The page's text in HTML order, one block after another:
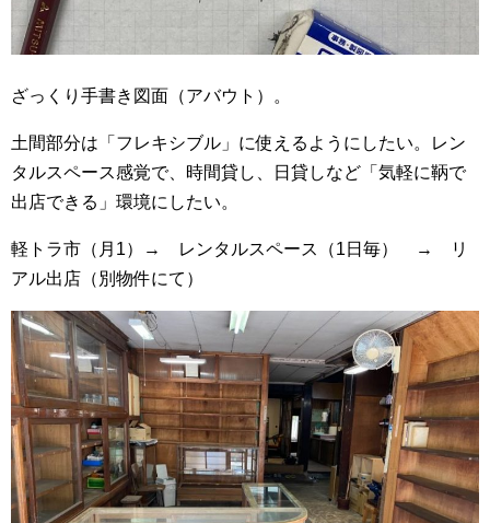
ざっくり手書き図面（アバウト）。
土間部分は「フレキシブル」に使えるようにしたい。レン
タルスペース感覚で、時間貸し、日貸しなど「気軽に鞆で
出店できる」環境にしたい。
軽トラ市（月1）→ レンタルスペース（1日毎） → リ
アル出店（別物件にて）